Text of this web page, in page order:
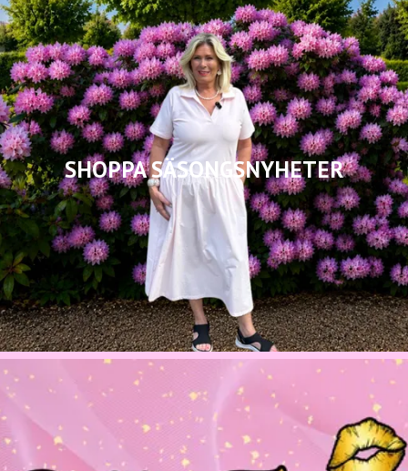
SHOPPA SÄSONGSNYHETER